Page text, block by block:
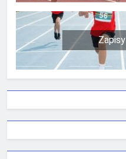
Zapisy